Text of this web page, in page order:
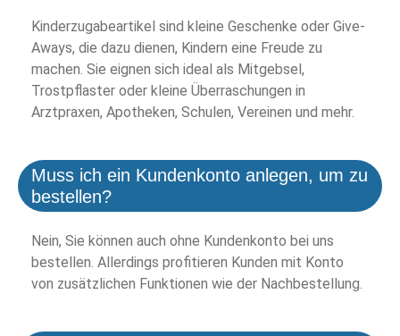
Kinderzugabeartikel sind kleine Geschenke oder Give-
Aways, die dazu dienen, Kindern eine Freude zu
machen. Sie eignen sich ideal als Mitgebsel,
Trostpflaster oder kleine Überraschungen in
Arztpraxen, Apotheken, Schulen, Vereinen und mehr.
Muss ich ein Kundenkonto anlegen, um zu
bestellen?
Nein, Sie können auch ohne Kundenkonto bei uns
bestellen. Allerdings profitieren Kunden mit Konto
von zusätzlichen Funktionen wie der Nachbestellung.